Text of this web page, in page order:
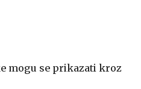
mogu se prikazati kroz